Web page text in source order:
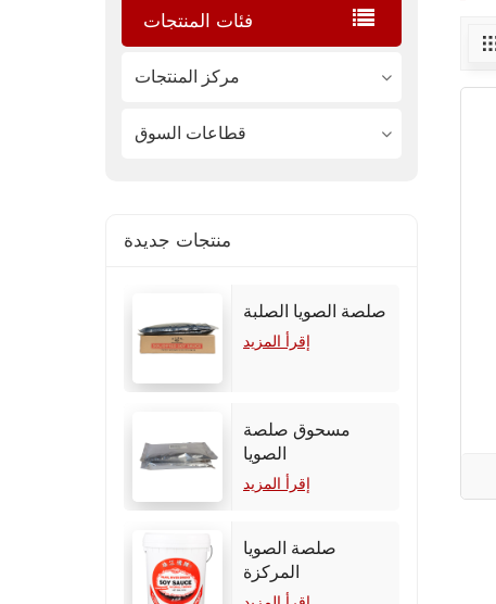
فئات المنتجات
مركز المنتجات
قطاعات السوق
منتجات جديدة
صلصة الصويا الصلبة
إقرأ المزيد
مسحوق صلصة
الصويا
إقرأ المزيد
صلصة الصويا
المركزة